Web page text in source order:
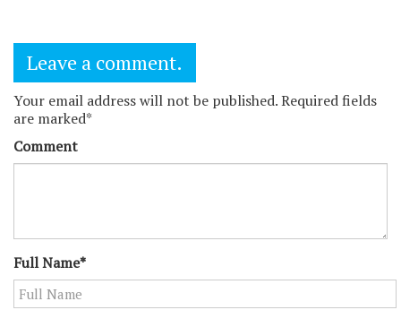
Leave a comment.
Your email address will not be published. Required fields
are marked*
Comment
Full Name*